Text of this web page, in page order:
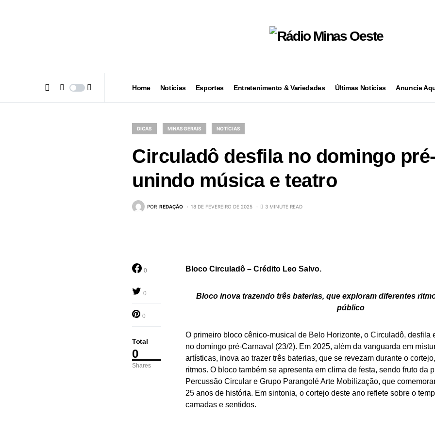
Home Notícias Esportes Entretenimento & Variedades Últimas Notícias Anuncie
DICAS MINAS GERAIS NOTÍCIAS
Circuladô desfila no domingo
unindo música e teatro
POR REDAÇÃO 18 DE FEVEREIRO DE 2025 3 MINUTE READ
Total
0
Shares
0
0
0
Bloco Circuladô – Crédito Leo Salvo.
Bloco inova trazendo três baterias, que exploram diferentes
público
O primeiro bloco cênico-musical de Belo Horizonte, o Circuladô, desfila
no domingo pré-Carnaval (23/2). Em 2025, além da vanguarda em
artísticas, inova ao trazer três baterias, que se revezam durante o
ritmos. O bloco também se apresenta em clima de festa, sendo fruto da
Percussão Circular e Grupo Parangolé Arte Mobilização, que
25 anos de história. Em sintonia, o cortejo deste ano reflete sobre o
camadas e sentidos.